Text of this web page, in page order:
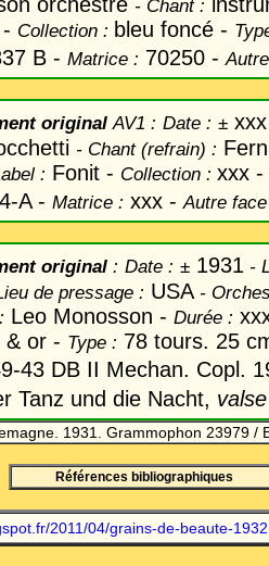
- Chant:
Collection : bleu foncé -
B - Matrice : 70250 -
originalAV1 : Date : ± xxx
- Chant(refrain) :
: Fonit - Collection : xxx -
A - Matrice : xxx - Autre
original : Date : ± 1931 -
de pressage : USA -
Leo Monosson - Durée :
& or - Type : 78 tours. 25
43 DB II Mechan. Copl.
Tanz und die Nacht,
1931. Grammophon 23979 /
Références bibliographiques
2011/04/grains-de-beaute-